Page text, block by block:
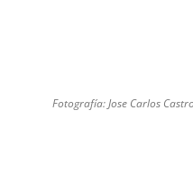
Fotografía: Jose Carlos Castro